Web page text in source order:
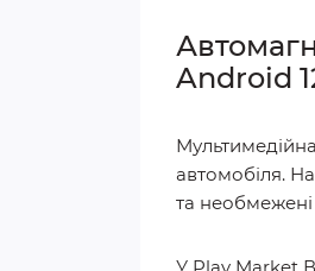
Android
автомобіля.
та необмежені